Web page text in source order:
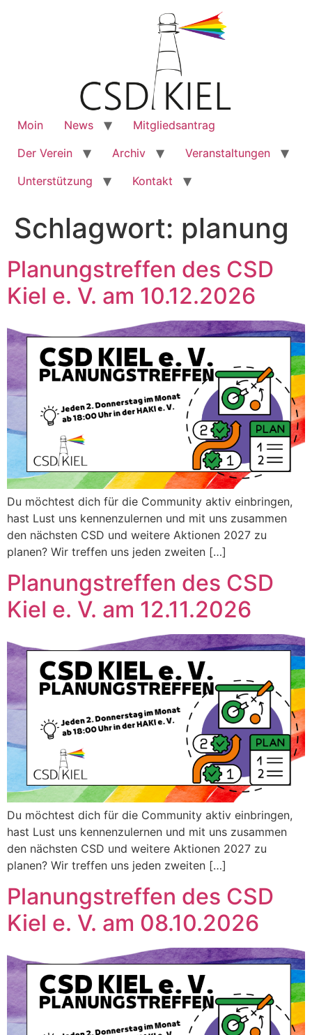
Moin News
Mitgliedsantrag
Der Verein
Archiv
Veranstaltungen
Unterstützung
Kontakt
Schlagwort: planung
Planungstreffen des CSD
Kiel e. V. am 10.12.2026
Du möchtest dich für die Community aktiv einbringen,
hast Lust uns kennenzulernen und mit uns zusammen
den nächsten CSD und weitere Aktionen 2027 zu
planen? Wir treffen uns jeden zweiten […]
Planungstreffen des CSD
Kiel e. V. am 12.11.2026
Du möchtest dich für die Community aktiv einbringen,
hast Lust uns kennenzulernen und mit uns zusammen
den nächsten CSD und weitere Aktionen 2027 zu
planen? Wir treffen uns jeden zweiten […]
Planungstreffen des CSD
Kiel e. V. am 08.10.2026